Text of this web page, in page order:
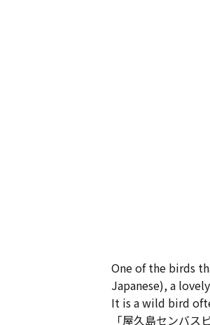
One of the birds
Japanese), a
It is a wild bird
「屋久島センバ